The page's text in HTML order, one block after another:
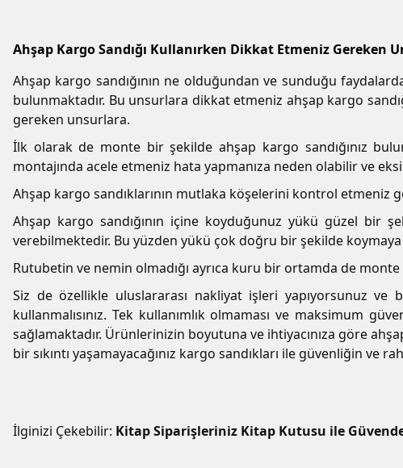
Ahşap Kargo Sandığı Kullanırken Dikkat Etmeniz Gereken
Ahşap kargo sandığının ne olduğundan ve sunduğu
bulunmaktadır. Bu unsurlara dikkat etmeniz ahşap kargo
gereken unsurlara.
İlk olarak de monte bir şekilde ahşap kargo sandığınız
montajında acele etmeniz hata yapmanıza neden olabilir ve
Ahşap kargo sandıklarının mutlaka köşelerini kontrol etmeniz
Ahşap kargo sandığının içine koyduğunuz yükü güzel bir
verebilmektedir. Bu yüzden yükü çok doğru bir şekilde
Rutubetin ve nemin olmadığı ayrıca kuru bir ortamda de
Siz de özellikle uluslararası nakliyat işleri yapıyorsunuz
kullanmalısınız. Tek kullanımlık olmaması ve maksimum
sağlamaktadır. Ürünlerinizin boyutuna ve ihtiyacınıza göre
bir sıkıntı yaşamayacağınız kargo sandıkları ile güvenliğin ve
İlginizi Çekebilir: Kitap Siparişleriniz Kitap Kutusu ile